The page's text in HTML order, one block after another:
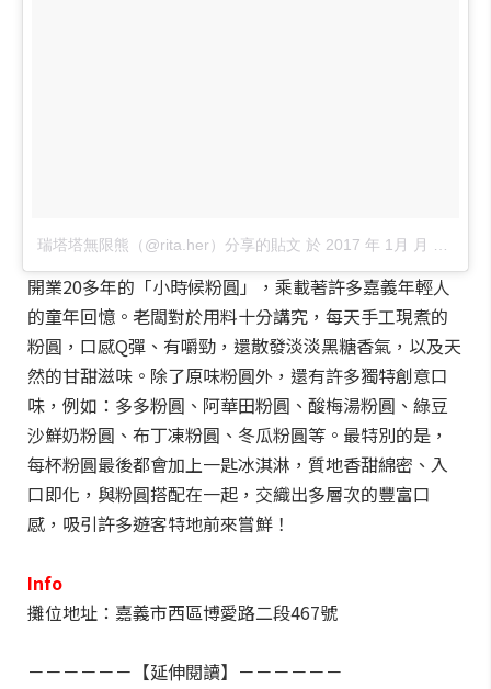
瑞塔塔無限熊（@rita.her）分享的貼文 於 2017 年 1月 月 31 1:22上午 PST
開業20多年的「小時候粉圓」，乘載著許多嘉義年輕人
的童年回憶。老闆對於用料十分講究，每天手工現煮的
粉圓，口感Q彈、有嚼勁，還散發淡淡黑糖香氣，以及天
然的甘甜滋味。除了原味粉圓外，還有許多獨特創意口
味，例如：多多粉圓、阿華田粉圓、酸梅湯粉圓、綠豆
沙鮮奶粉圓、布丁凍粉圓、冬瓜粉圓等。最特別的是，
每杯粉圓最後都會加上一匙冰淇淋，質地香甜綿密、入
口即化，與粉圓搭配在一起，交織出多層次的豐富口
感，吸引許多遊客特地前來嘗鮮！
Info
攤位地址：嘉義市西區博愛路二段467號
－－－－－－【延伸閱讀】－－－－－－